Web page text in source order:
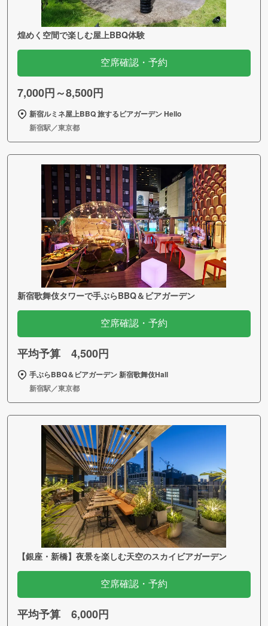
煌めく空間で楽しむ屋上BBQ体験
空席確認・予約
7,000円～8,500円
新宿ルミネ屋上BBQ 旅するビアガーデン Hello
新宿駅／東京都
新宿歌舞伎タワーで手ぶらBBQ＆ビアガーデン
空席確認・予約
平均予算 4,500円
手ぶらBBQ＆ビアガーデン 新宿歌舞伎Hall
新宿駅／東京都
【銀座・新橋】夜景を楽しむ天空のスカイビアガーデン
空席確認・予約
平均予算 6,000円